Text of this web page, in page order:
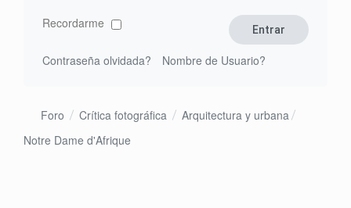
Recordarme
Contraseña olvidada? Nombre de Usuario?
Foro Crítica fotográfica
Arquitectura y urbana
Notre Dame d'Afrique